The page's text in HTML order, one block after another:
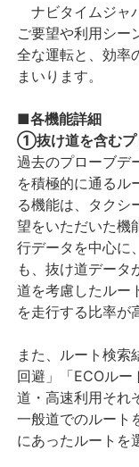
ナビタイムジャ
ご要望や利用シー
全な運転と、効率
まいります。
■各機能詳細
①抜け道を含むプ
過去のプローブデ
を積極的に通るル
る機能は、タクシ
望をいただいた機
行データを中心に
も、抜け道データ
道を考慮したルー
を走行する比率が
また、ルート検索
回避」「ECOル
道・高速利用それ
一般道でのルート
にあったルートを